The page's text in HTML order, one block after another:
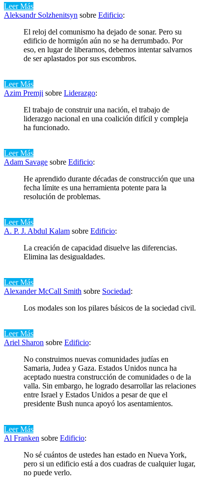
Leer Más
Aleksandr Solzhenitsyn sobre Edificio:
El reloj del comunismo ha dejado de sonar. Pero su
edificio de hormigón aún no se ha derrumbado. Por
eso, en lugar de liberarnos, debemos intentar salvarnos
de ser aplastados por sus escombros.
Leer Más
Azim Premji sobre Liderazgo:
El trabajo de construir una nación, el trabajo de
liderazgo nacional en una coalición difícil y compleja
ha funcionado.
Leer Más
Adam Savage sobre Edificio:
He aprendido durante décadas de construcción que una
fecha límite es una herramienta potente para la
resolución de problemas.
Leer Más
A. P. J. Abdul Kalam sobre Edificio:
La creación de capacidad disuelve las diferencias.
Elimina las desigualdades.
Leer Más
Alexander McCall Smith sobre Sociedad:
Los modales son los pilares básicos de la sociedad civil.
Leer Más
Ariel Sharon sobre Edificio:
No construimos nuevas comunidades judías en
Samaria, Judea y Gaza. Estados Unidos nunca ha
aceptado nuestra construcción de comunidades o de la
valla. Sin embargo, he logrado desarrollar las relaciones
entre Israel y Estados Unidos a pesar de que el
presidente Bush nunca apoyó los asentamientos.
Leer Más
Al Franken sobre Edificio:
No sé cuántos de ustedes han estado en Nueva York,
pero si un edificio está a dos cuadras de cualquier lugar,
no puede verlo.